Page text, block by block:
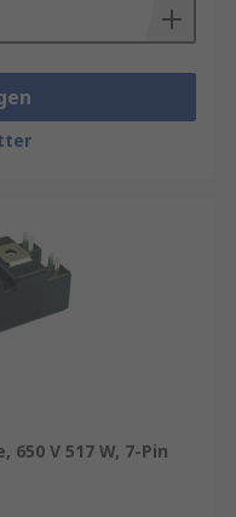
650 V 517 W, 7-Pin